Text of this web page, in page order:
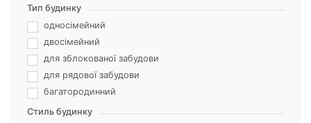
Тип будинку
односімейний
двосімейний
для зблокованої забудови
для рядової забудови
багатородинний
Стиль будинку